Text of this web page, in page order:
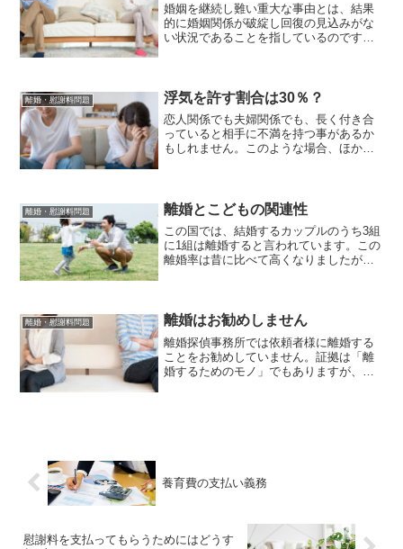
婚姻を継続し難い重大な事由とは、結果
的に婚姻関係が破綻し回復の見込みがな
い状況であることを指しているのです
能です。しかしどのような...
離婚・慰謝料問題 浮気を許す割合は30％？
恋人関係でも夫婦関係でも、長く付き合
っていると相手に不満を持つ事があるか
もしれません。このような場合、ほかの
て不満を漏らすことが多い...
離婚・慰謝料問題 離婚とこどもの関連性
この国では、結婚するカップルのうち3組
に1組は離婚すると言われています。この
離婚率は昔に比べて高くなりましたが、
原因は様々ですが、...
離婚・慰謝料問題 離婚はお勧めしません
離婚探偵事務所では依頼者様に離婚する
ことをお勧めしていません。証拠は「離
婚するためのモノ」でもありますが、私
養育費の支払い義務
慰謝料を支払ってもらうためにはどうす